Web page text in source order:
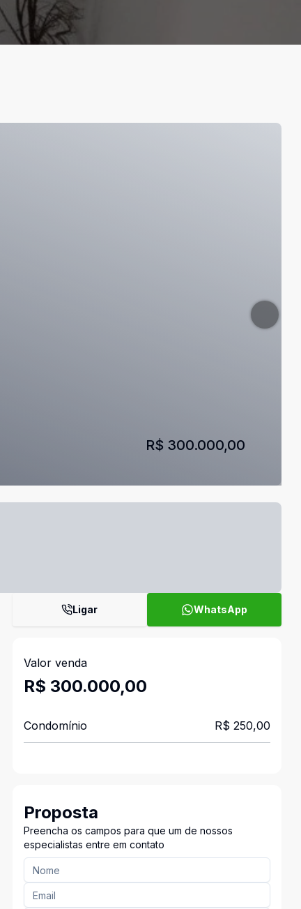
R$ 300.000,00
Ligar WhatsApp
Valor venda
R$ 300.000,00
Condomínio R$ 250,00
Proposta
Preencha os campos para que um de nossos
especialistas entre em contato